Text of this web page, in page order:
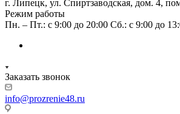
г. Липецк, ул. Спиртзаводская, дом. 4,
Режим работы
Пн. – Пт.: с 9:00 до 20:00 Сб.: с 9:00 до
Заказать звонок
info@prozrenie48.ru